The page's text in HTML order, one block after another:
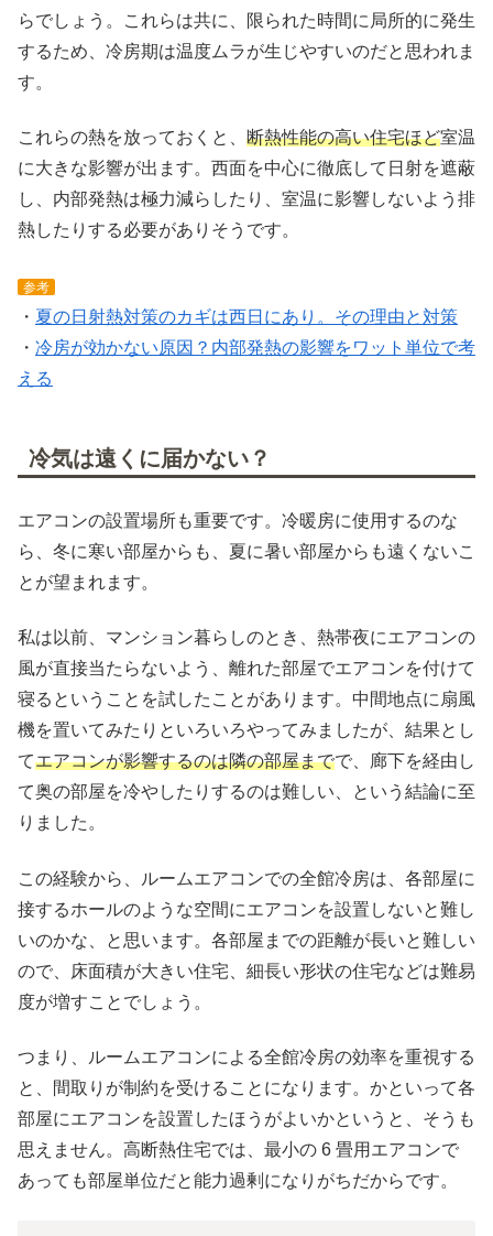
らでしょう。これらは共に、限られた時間に局所的に発生
するため、冷房期は温度ムラが生じやすいのだと思われま
す。
これらの熱を放っておくと、 断熱性能の高い住宅ほど室温
に大きな影響が出ます。西面を中心に徹底して日射を遮蔽
し、内部発熱は極力減らしたり、室温に影響しないよう排
熱したりする必要がありそうです。
参考
・ 夏の日射熱対策のカギは西日にあり。その理由と対策
・ 冷房が効かない原因？内部発熱の影響をワット単位で考
える
冷気は遠くに届かない？
エアコンの設置場所も重要です。冷暖房に使用するのな
ら、冬に寒い部屋からも、夏に暑い部屋からも遠くないこ
とが望まれます。
私は以前、マンション暮らしのとき、熱帯夜にエアコンの
風が直接当たらないよう、離れた部屋でエアコンを付けて
寝るということを試したことがあります。中間地点に扇風
機を置いてみたりといろいろやってみましたが、結果とし
てエアコンが影響するのは隣の部屋までで、廊下を経由し
て奥の部屋を冷やしたりするのは難しい、という結論に至
りました。
この経験から、ルームエアコンでの全館冷房は、各部屋に
接するホールのような空間にエアコンを設置しないと難し
いのかな、と思います。各部屋までの距離が長いと難しい
ので、床面積が大きい住宅、細長い形状の住宅などは難易
度が増すことでしょう。
つまり、ルームエアコンによる全館冷房の効率を重視する
と、間取りが制約を受けることになります。かといって各
部屋にエアコンを設置したほうがよいかというと、そうも
思えません。高断熱住宅では、最小の 6 畳用エアコンで
あっても部屋単位だと能力過剰になりがちだからです。